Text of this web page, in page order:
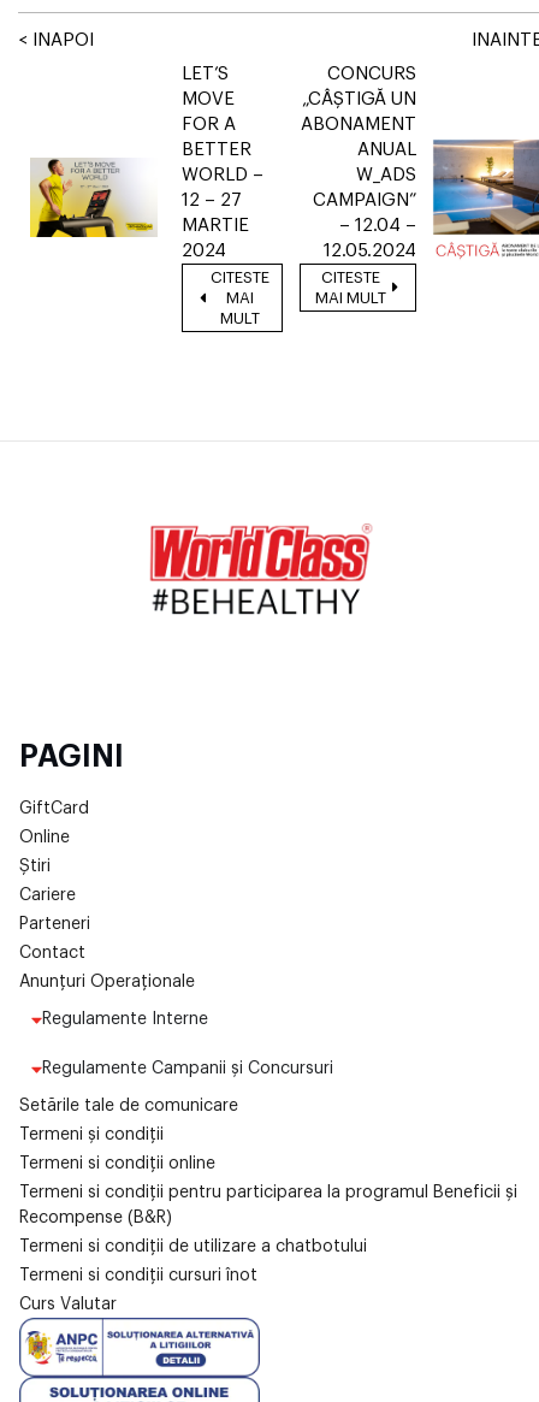
< INAPOI
LET’S
MOVE
FOR A
BETTER
WORLD –
12 – 27
MARTIE
2024
CITESTE
MAI
MULT
CONCURS
„CÂȘTIGĂ UN
ABONAMENT
ANUAL
W_ADS
CAMPAIGN”
– 12.04 –
12.05.2024
CITESTE
MAI MULT
PAGINI
GiftCard
Online
Știri
Cariere
Parteneri
Contact
Anunțuri Operaționale
Regulamente Interne
Regulamente Campanii și Concursuri
Setările tale de comunicare
Termeni și condiții
Termeni si condiții online
Termeni si condiții pentru participarea la programul Beneficii și
Recompense (B&R)
Termeni si condiții de utilizare a chatbotului
Termeni si condiții cursuri înot
Curs Valutar